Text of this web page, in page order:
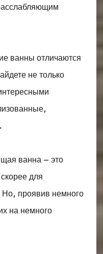
ванны отличаются
не только
ванна – это
для
проявив немного
на немного